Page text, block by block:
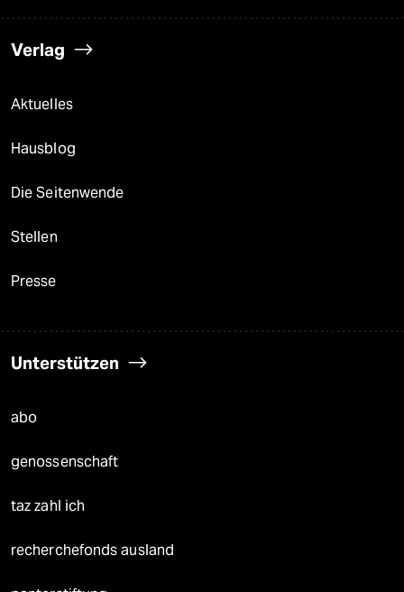
Verlag
Aktuelles
Hausblog
Die Seitenwende
Stellen
Presse
Unterstützen
abo
genossenschaft
taz zahl ich
recherchefonds ausland